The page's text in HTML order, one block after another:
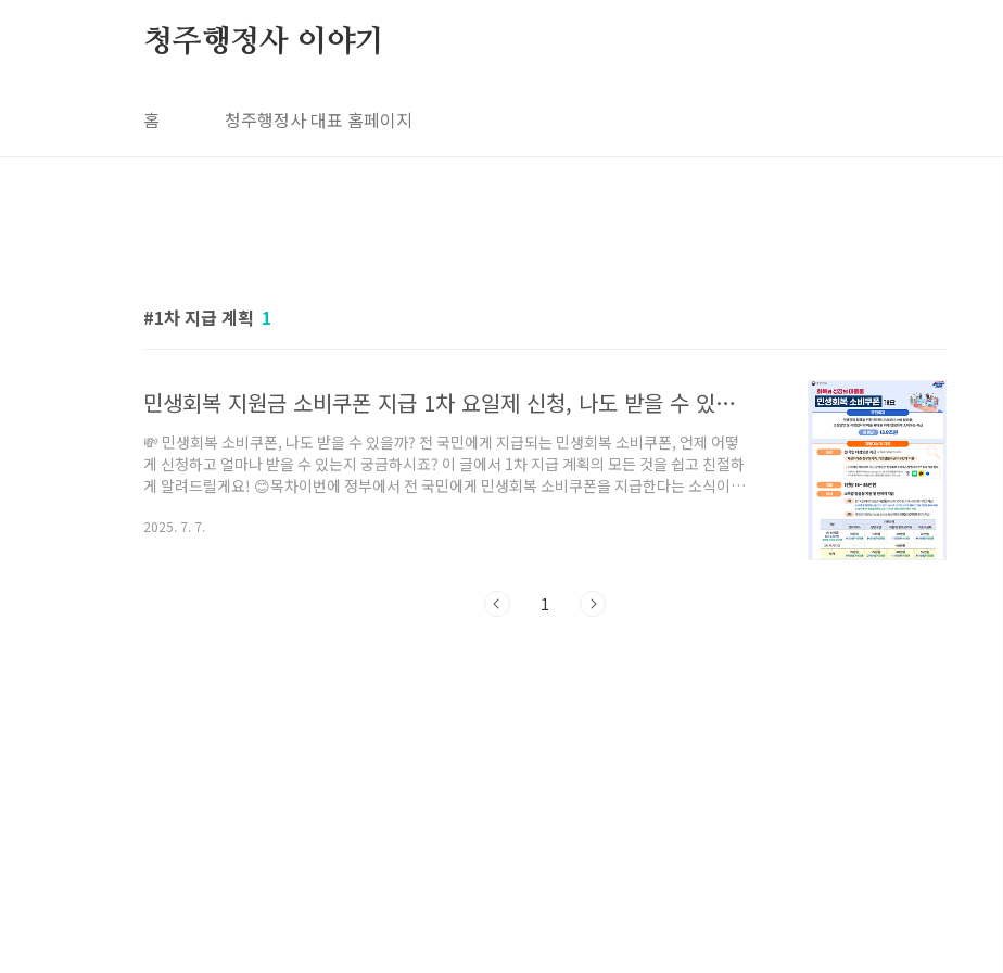
청주행정사 이야기
홈 청주행정사 대표 홈페이지
1차 지급 계획 1
민생회복 지원금 소비쿠폰 지급 1차 요일제 신청, 나도 받을 수 있을까
💸 민생회복 소비쿠폰, 나도 받을 수 있을까? 전 국민에게 지급되는 민생회복 소비쿠폰, 언제 어떻
게 신청하고 얼마나 받을 수 있는지 궁금하시죠? 이 글에서 1차 지급 계획의 모든 것을 쉽고 친절하
게 알려드릴게요! 😊목차이번에 정부에서 전 국민에게 민생회복 소비쿠폰을 지급한다는 소식이
수 있는 거 맞아?","언제 신청하는 거야?" 하고 궁금해하는 사람이 많더라고요. 그래서 제가 직접
2025. 7. 7.
1